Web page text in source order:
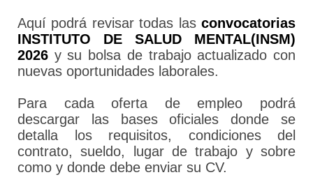
Aquí podrá revisar todas las convocatorias
INSTITUTO DE SALUD MENTAL(INSM)
2026 y su bolsa de trabajo actualizado con
nuevas oportunidades laborales.
Para cada oferta de empleo podrá
descargar las bases oficiales donde se
detalla los requisitos, condiciones del
contrato, sueldo, lugar de trabajo y sobre
como y donde debe enviar su CV.